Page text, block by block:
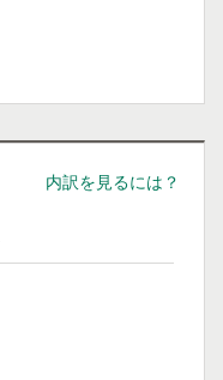
内訳を見るには？